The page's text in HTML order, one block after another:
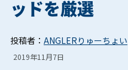
ッドを厳選
投稿者： ANGLERりゅーちょい
2019年11月7日